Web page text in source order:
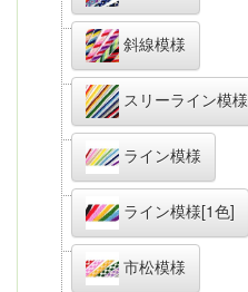
斜線模様
スリーライン模様
ライン模様
ライン模様[1色]
市松模様